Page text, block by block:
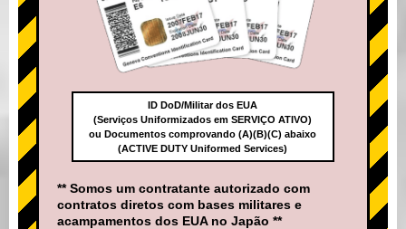
ID DoD/Militar dos EUA
(Serviços Uniformizados em SERVIÇO ATIVO)
ou Documentos comprovando (A)(B)(C) abaixo
(ACTIVE DUTY Uniformed Services)
** Somos um contratante autorizado com
contratos diretos com bases militares e
acampamentos dos EUA no Japão **